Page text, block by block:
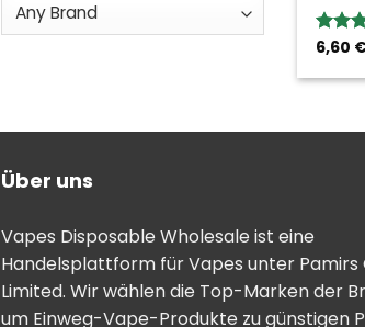
6,60
Über uns
Vapes Disposable Wholesale ist eine
Handelsplattform für Vapes unter Pamirs
Limited. Wir wählen die Top-Marken der
um Einweg-Vape-Produkte zu günstigen